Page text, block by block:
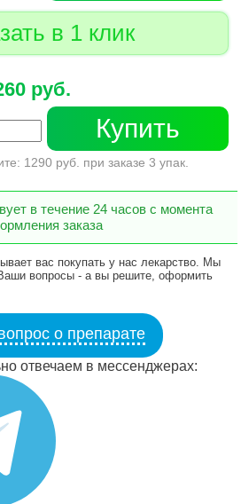
в 1 клик
руб.
Купить
1290 руб. при заказе 3 упак.
в течение 24 часов с момента
заказа
вас покупать у нас лекарство. Мы
вопросы - а вы решите, оформить
о препарате
отвечаем в мессенджерах: